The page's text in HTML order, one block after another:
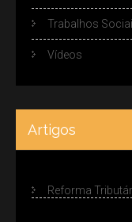
Trabalhos
Vídeos
Artigos
Reforma